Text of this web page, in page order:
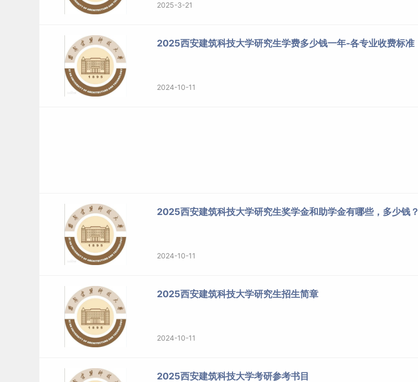
2025-3-21
2025西安建筑科技大学研究生学费多少钱一年-各专业收费标准
2024-10-11
2025西安建筑科技大学研究生奖学金和助学金有哪些，多少钱？
2024-10-11
2025西安建筑科技大学研究生招生简章
2024-10-11
2025西安建筑科技大学考研参考书目